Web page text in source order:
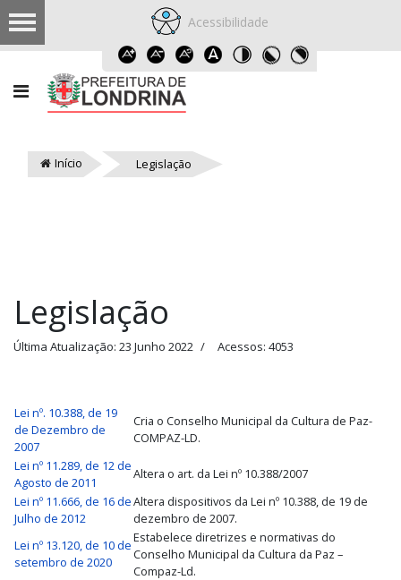
Acessibilidade
Início Legislação
Legislação
Última Atualização: 23 Junho 2022 Acessos: 4053
Lei nº. 10.388, de 19
de Dezembro de
2007
Cria o Conselho Municipal da Cultura de Paz-
COMPAZ-LD.
Lei nº 11.289, de 12 de
Agosto de 2011
Altera o art. da Lei nº 10.388/2007
Lei nº 11.666, de 16 de
Julho de 2012
Altera dispositivos da Lei nº 10.388, de 19 de
dezembro de 2007.
Lei nº 13.120, de 10 de
setembro de 2020
Estabelece diretrizes e normativas do
Conselho Municipal da Cultura da Paz –
Compaz-Ld.